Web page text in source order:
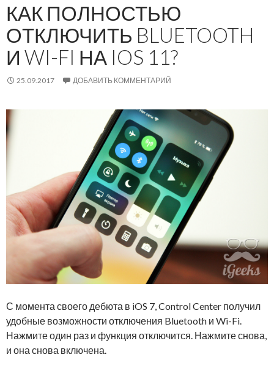
КАК ПОЛНОСТЬЮ
ОТКЛЮЧИТЬ BLUETOOTH
И WI-FI НА IOS 11?
25.09.2017 ДОБАВИТЬ КОММЕНТАРИЙ
С момента своего дебюта в iOS 7, Control Center получил
удобные возможности отключения Bluetooth и Wi-Fi.
Нажмите один раз и функция отключится. Нажмите снова,
и она снова включена.